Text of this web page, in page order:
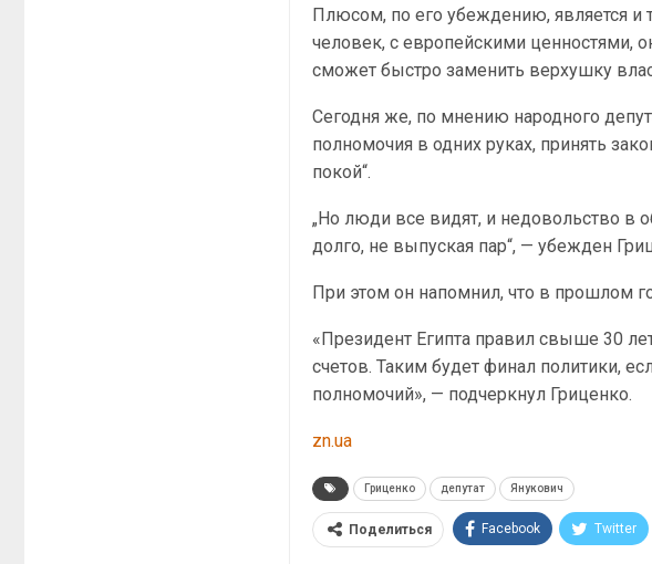
Плюсом, по его убеждению, является и
человек, с европейскими ценностями,
сможет быстро заменить верхушку
Сегодня же, по мнению народного
полномочия в одних руках, принять
покой“.
„Но люди все видят, и недовольство в
долго, не выпуская пар“, — убежден
При этом он напомнил, что в прошлом
«Президент Египта правил свыше 30
счетов. Таким будет финал политики,
полномочий», — подчеркнул Гриценко.
zn.ua
Гриценко депутат Янукович
Поделиться Facebook Twitter